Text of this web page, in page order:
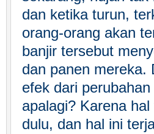
dan ketika turun,
orang-orang akan
banjir tersebut
dan panen mereka.
efek dari
apalagi? Karena
dulu, dan hal ini